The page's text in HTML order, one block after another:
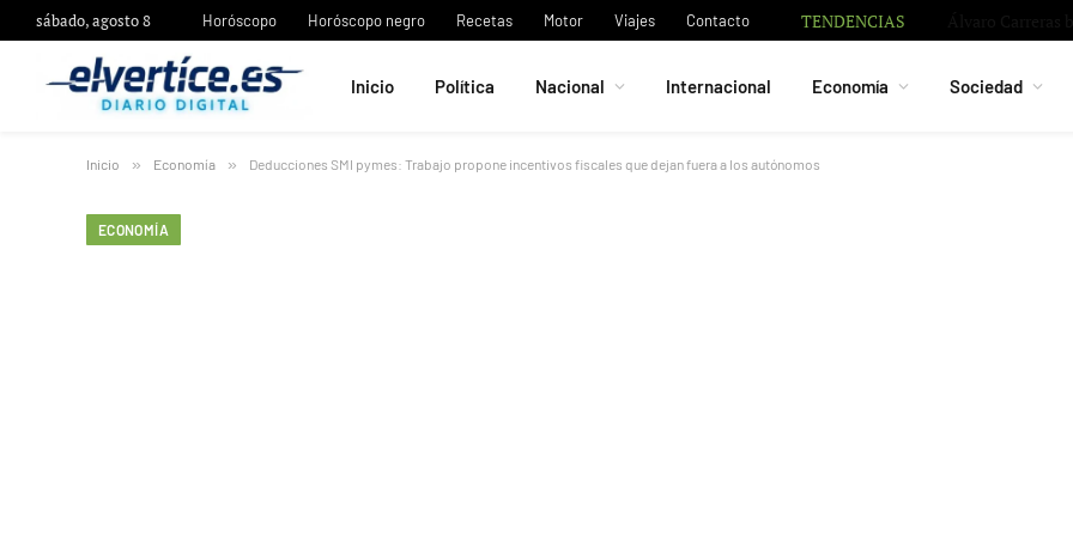
sábado, agosto 8 Horóscopo Horóscopo negro Recetas Motor Viajes Contacto TENDENCIAS
Inicio Política Nacional Internacional Economía Sociedad
Inicio » Economía » Deducciones SMI pymes: Trabajo propone incentivos fiscales que dejan fuera a los autónomos
ECONOMÍA